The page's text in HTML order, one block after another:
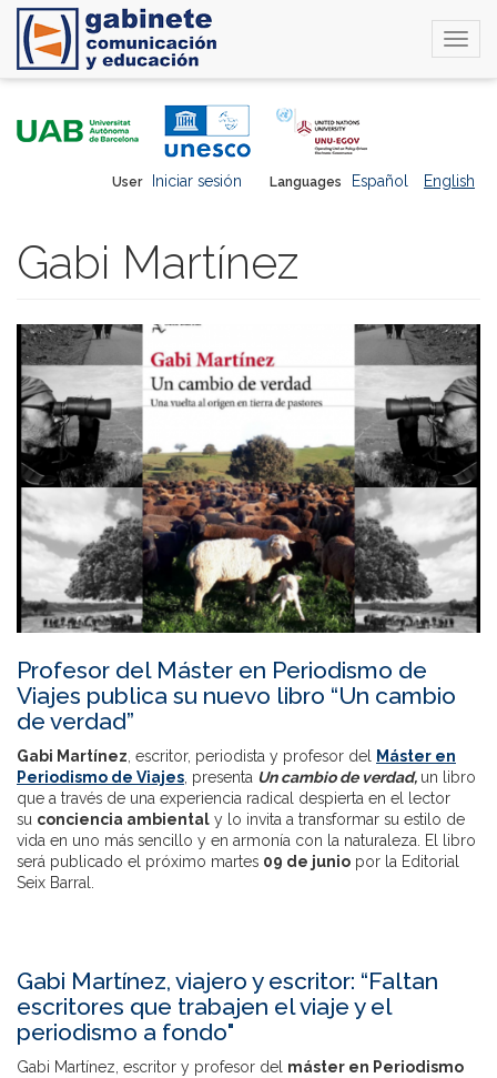
Languages Español English
User Iniciar sesión
Gabi Martínez
Profesor del Máster en Periodismo de
Viajes publica su nuevo libro “Un cambio
de verdad”
Gabi Martínez, escritor, periodista y profesor del Máster en
Periodismo de Viajes, presenta Un cambio de verdad, un libro
que a través de una experiencia radical despierta en el lector
su conciencia ambiental y lo invita a transformar su estilo de
vida en uno más sencillo y en armonía con la naturaleza. El libro
será publicado el próximo martes 09 de junio por la Editorial
Seix Barral.
Gabi Martínez, viajero y escritor: “Faltan
escritores que trabajen el viaje y el
periodismo a fondo"
Gabi Martínez, escritor y profesor del máster en Periodismo